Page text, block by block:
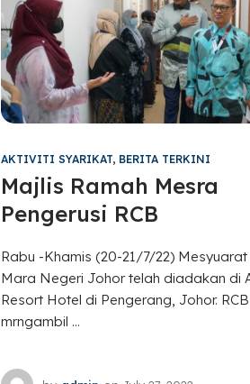
AKTIVITI SYARIKAT, BERITA TERKINI
Majlis Ramah Mesra
Pengerusi RCB
Rabu -Khamis (20-21/7/22) Mesyuarat
Mara Negeri Johor telah diadakan di
Resort Hotel di Pengerang, Johor.
mrngambil ...